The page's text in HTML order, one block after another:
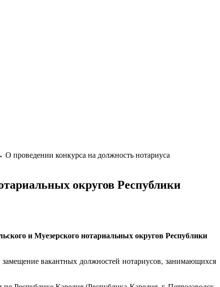
О проведении конкурса на должность нотариуса
округов Республики
и Муезерского нотариальных округов Республики
вакантных должностей нотариусов, занимающихся